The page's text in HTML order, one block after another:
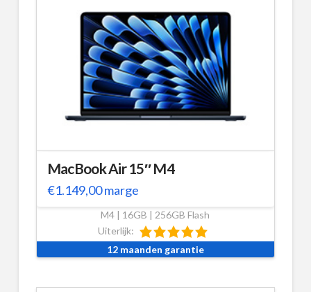
MacBook Air 15″ M4
€1.149,00marge
M4 | 16GB | 256GB Flash
Uiterlijk:
12 maanden garantie